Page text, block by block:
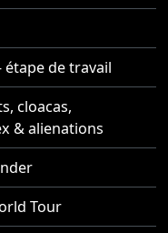
étape de travail
cloacas,
& alienations
Tour